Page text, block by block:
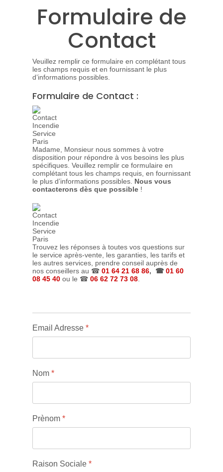
Formulaire de
Contact
Veuillez remplir ce formulaire en complétant tous
les champs requis et en fournissant le plus
d’informations possibles.
Formulaire de Contact :
Madame, Monsieur nous sommes à votre
disposition pour répondre à vos besoins les plus
spécifiques. Veuillez remplir ce formulaire en
complétant tous les champs requis, en fournissant
le plus d’informations possibles. Nous vous
contacterons dès que possible !
Trouvez les réponses à toutes vos questions sur
le service après-vente, les garanties, les tarifs et
les autres services, prendre conseil auprès de
nos conseillers au ☎ 01 64 21 68 86, ☎ 01 60
08 45 40 ou le ☎ 06 62 72 73 08
Email Adresse *
Nom *
Prènom *
Raison Sociale *